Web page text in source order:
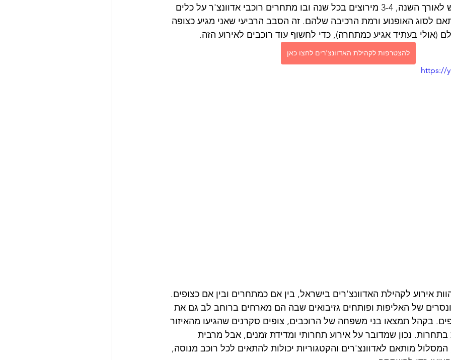
סבב מירוצים שמתרחש לאורך השנה, 3-4 מירוצים בכל שנה ובו מתחרים רוכבי אדוונצ'ר על כלים
לסוג האופנוע ורמת הרכיבה שלהם. זה הסבב הרביעי שאני מגיע כצופה
(אולי בעתיד אגיע כמתחרה), כדי לחשוף עוד רוכבים לאירוע הזה.
להצטרפות לקהילת האדוונצ'רים לחצו כאן
https://
אירוע לקהילת האדוונצ'רים בישראל, בין אם כמתחרים ובין אם כצופים.
של האליפות ופותחים גזיבואים שבה הם מארחים ברוחב לב גם את
בקהל תמצאו בני משפחה של הרוכבים, צופים סקרנים שהגיעו מהאיזור
נכון שמדובר על אירוע תחרותי ומדידת זמנים, אבל מרבית
מותאם לאדוונצ'רים והקטגוריות יכולות להתאים לכל רוכב מנוסה,